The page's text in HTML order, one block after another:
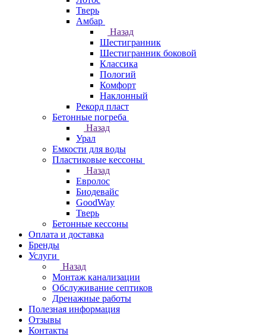
Тверь
Амбар
Назад
Шестигранник
Шестигранник боковой
Классика
Пологий
Комфорт
Наклонный
Рекорд пласт
Бетонные погреба
Назад
Урал
Емкости для воды
Пластиковые кессоны
Назад
Евролос
Биодевайс
GoodWay
Тверь
Бетонные кессоны
Оплата и доставка
Бренды
Услуги
Назад
Монтаж канализации
Обслуживание септиков
Дренажные работы
Полезная информация
Отзывы
Контакты